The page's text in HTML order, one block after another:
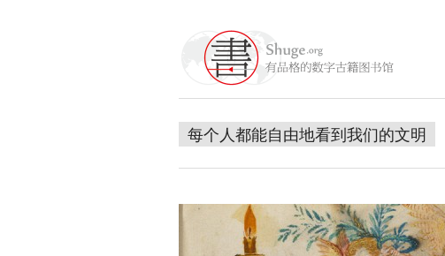
每个人都能自由地看到我们的文明